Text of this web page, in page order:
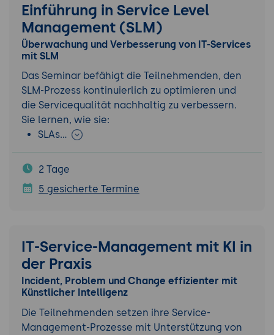
Einführung in Service Level
Management (SLM)
Überwachung und Verbesserung von IT-Services
mit SLM
Das Seminar befähigt die Teilnehmenden, den
SLM-Prozess kontinuierlich zu optimieren und
die Servicequalität nachhaltig zu verbessern.
Sie lernen, wie sie:
SLAs…
2 Tage
5 gesicherte Termine
IT-Service-Management mit KI in
der Praxis
Incident, Problem und Change effizienter mit
Künstlicher Intelligenz
Die Teilnehmenden setzen ihre Service-
Management-Prozesse mit Unterstützung von